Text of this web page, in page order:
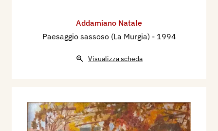
Addamiano Natale
Paesaggio sassoso (La Murgia) - 1994
Visualizza scheda